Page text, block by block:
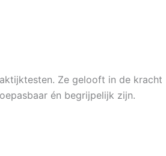
Ze gelooft in de kracht
én begrijpelijk zijn.